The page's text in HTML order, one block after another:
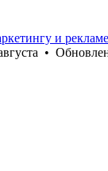
и рекламе
•